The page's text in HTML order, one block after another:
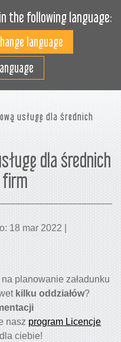
the following language:
usługę dla średnich
dla średnich
18 mar 2022 |
planowanie załadunku
kilku oddziałów?
nasz program Licencje
ciebie!